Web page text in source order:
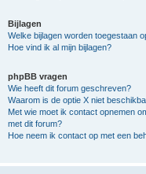
Bijlagen
Welke bijlagen worden toegestaan
Hoe vind ik al mijn bijlagen?
phpBB vragen
Wie heeft dit forum geschreven?
Waarom is de optie X niet
Met wie moet ik contact opnemen
met dit forum?
Hoe neem ik contact op met een